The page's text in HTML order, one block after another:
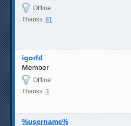
Offline
Thanks: 81
igorfd
Member
Offline
Thanks: 3
%username%